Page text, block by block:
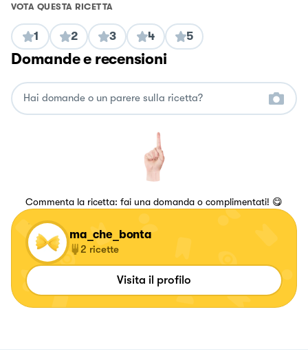
VOTA QUESTA RICETTA
1 2 3 4 5
Domande e recensioni
Commenta la ricetta: fai una domanda o complimentati! 😋
ma_che_bonta
2 ricette
Visita il profilo